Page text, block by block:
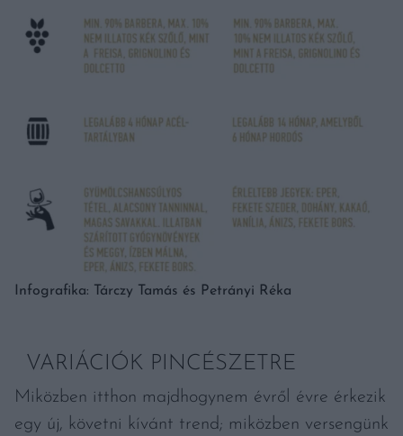
Infografika: Tárczy Tamás és Petrányi Réka
VARIÁCIÓK PINCÉSZETRE
Miközben itthon majdhogynem évről évre érkezik
egy új, követni kívánt trend; miközben versengünk